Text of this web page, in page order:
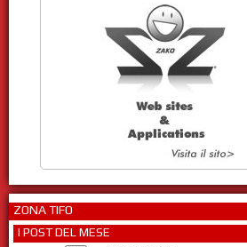
ZONA TIFO
I POST DEL MESE